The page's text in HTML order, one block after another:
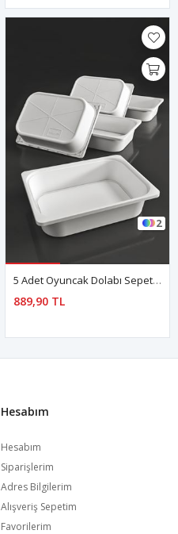
2
5 Adet Oyuncak Dolabı Sepeti Saklama Kutusu Oyuncak Sepeti Çok Amaçlı Dolap Sepeti Beyaz
889,90 TL
Hesabım
Hesabım
Siparişlerim
Adres Bilgilerim
Alışveriş Sepetim
Favorilerim